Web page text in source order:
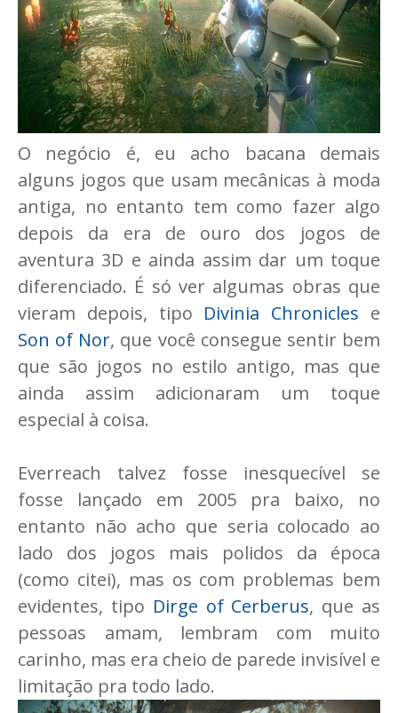
O negócio é, eu acho bacana demais
alguns jogos que usam mecânicas à moda
antiga, no entanto tem como fazer algo
depois da era de ouro dos jogos de
aventura 3D e ainda assim dar um toque
diferenciado. É só ver algumas obras que
vieram depois, tipo Divinia Chronicles e
Son of Nor, que você consegue sentir bem
que são jogos no estilo antigo, mas que
ainda assim adicionaram um toque
especial à coisa.
Everreach talvez fosse inesquecível se
fosse lançado em 2005 pra baixo, no
entanto não acho que seria colocado ao
lado dos jogos mais polidos da época
(como citei), mas os com problemas bem
evidentes, tipo Dirge of Cerberus, que as
pessoas amam, lembram com muito
carinho, mas era cheio de parede invisível e
limitação pra todo lado.